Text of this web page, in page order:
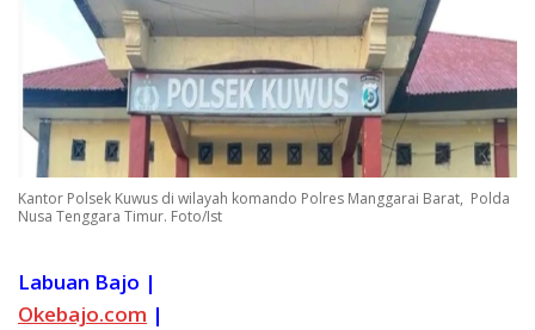
Kantor Polsek Kuwus di wilayah komando Polres Manggarai Barat, Polda
Nusa Tenggara Timur. Foto/Ist
Labuan Bajo |
Okebajo.com |